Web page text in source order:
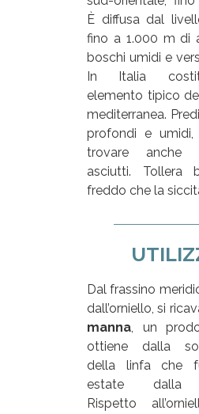
È diffusa dal
fino a 1.000 m di
boschi umidi e
In Italia
elemento tipico
mediterranea.
profondi e
trovare anche
asciutti. Tollera
freddo che la
Dal frassino
dall’orniello, si
manna, un
ottiene dalla
della linfa che
estate dalla
Rispetto